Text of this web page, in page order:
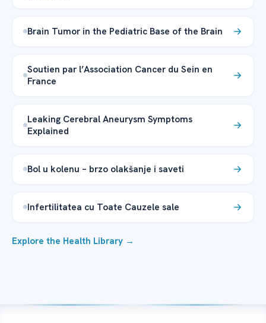
Brain Tumor in the Pediatric Base of the Brain
Soutien par l’Association Cancer du Sein en
France
Leaking Cerebral Aneurysm Symptoms
Explained
Bol u kolenu – brzo olakšanje i saveti
Infertilitatea cu Toate Cauzele sale
Explore the Health Library →